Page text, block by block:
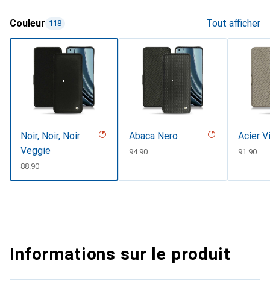
Couleur 118 Tout afficher
Noir, Noir, Noir
Veggie
CHF
88.90
Abaca Nero
CHF
94.90
Acier
CHF
91.90
Informations sur le produit